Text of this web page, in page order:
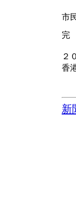
市
完
２
香
新